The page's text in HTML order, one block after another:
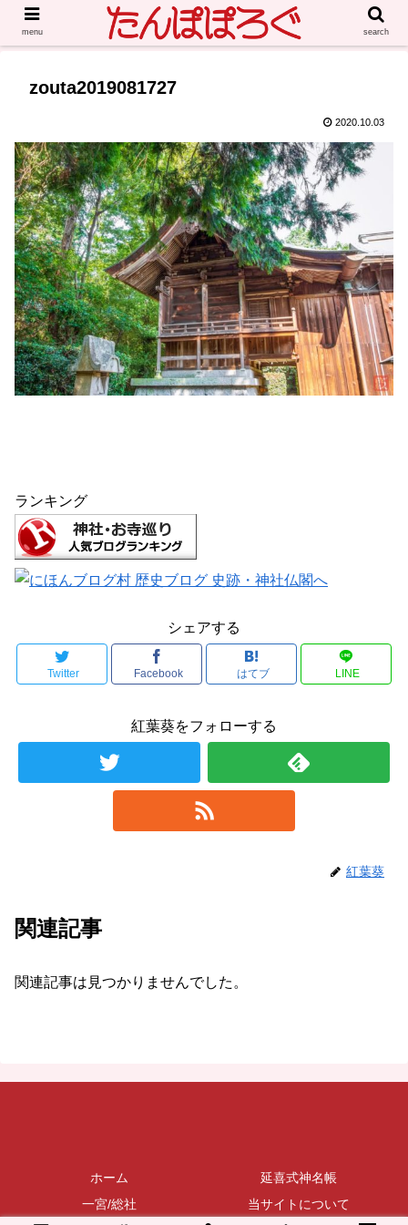
zouta2019081727
2020.10.03
ランキング
シェアする
Twitter Facebook はてブ LINE
紅葉葵をフォローする
紅葉葵
関連記事
関連記事は見つかりませんでした。
ホーム
延喜式神名帳
一宮/総社
当サイトについて
menu search